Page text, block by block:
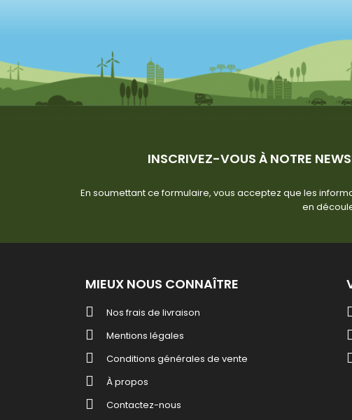
INSCRIVEZ-VOUS À NOTRE
En soumettant ce formulaire, vous acceptez que les
en
MIEUX NOUS CONNAÎTRE
Nos frais de livraison
Mentions légales
Conditions générales de vente
À propos
Contactez-nous